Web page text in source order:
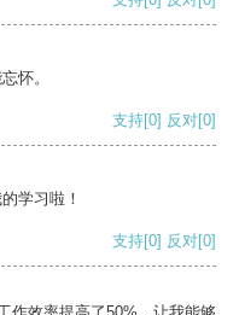
怀。
支持[0] 反对[0]
学习啦！
支持[0] 反对[0]